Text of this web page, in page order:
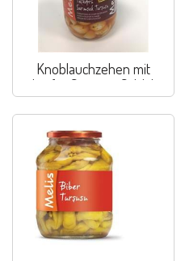
Knoblauchzehen mit
scharfer Sauce in Salzlake